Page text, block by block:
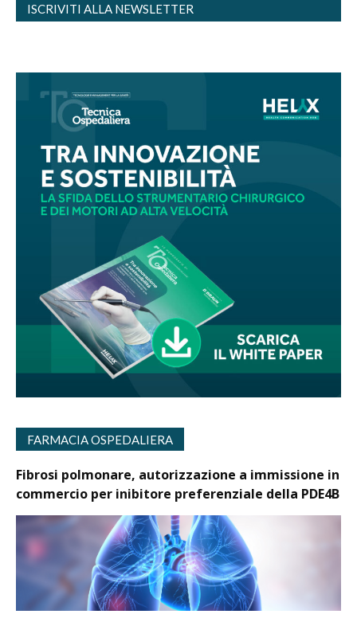
ISCRIVITI ALLA NEWSLETTER
FARMACIA OSPEDALIERA
Fibrosi polmonare, autorizzazione a immissione in
commercio per inibitore preferenziale della PDE4B